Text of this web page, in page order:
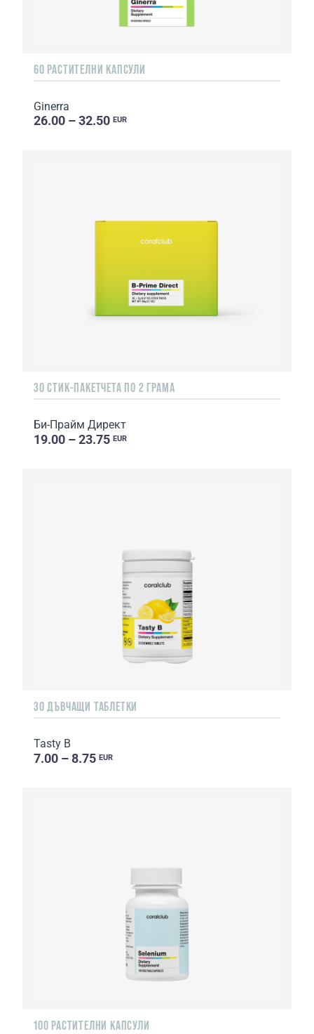
60 РАСТИТЕЛНИ КАПСУЛИ
Ginerra
26.00 – 32.50 EUR
30 СТИК-ПАКЕТЧЕТА ПО 2 ГРАМА
Би-Прайм Директ
19.00 – 23.75 EUR
30 ДЪВЧАЩИ ТАБЛЕТКИ
Tasty B
7.00 – 8.75 EUR
100 РАСТИТЕЛНИ КАПСУЛИ